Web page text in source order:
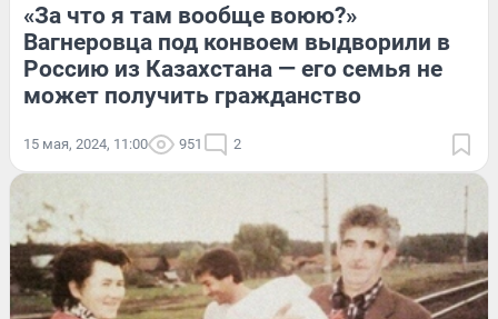
«За что я там вообще воюю?»
Вагнеровца под конвоем выдворили в
Россию из Казахстана — его семья не
может получить гражданство
15 мая, 2024, 11:00 951 2